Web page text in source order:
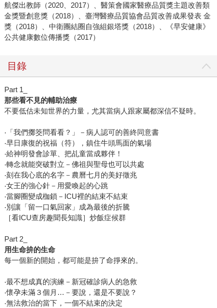
航傑出教師（2020、2017）、醫策會國家醫療品質獎主題改善類
金獎暨創意獎（2018）、臺灣醫療品質協會品質改善成果發表 金
獎（2018）、中衛團結圈自強組銀塔獎（2018）、《早安健康》
公共健康數位傳播獎（2017）
目錄
Part 1_
那些看不見的輔助治療
不要低估未知世界的力量，尤其當病人跟家屬都深信不疑時。
‧「我們擲筊問看看？」－病人認可的善終同意書
‧早日康復的祝福（符），鎮住牛頭馬面的氣場
‧給神明發會診單、把乩童當成夥伴！
‧轉念就能突破對立－佛祖與聖母也可以共處
‧刻在我心底的名字－農曆七月的美好徵兆
‧女王的強心針－用愛喚起的心跳
‧當腳圈變成枷鎖－ICU裡的結束不結束
‧別讓「留一口氣回家」成為最後的折騰
［看ICU查房趣聞長知識］炒飯症候群
Part 2_
用生命拚的生命
每一個新的開始，都可能是拚了命掙來的。
‧最不想成真的演練－新冠確診病人的急救
‧懷孕未滿３個月…－要說，還是不要說？
‧無法救治的當下，一個不結束的決定